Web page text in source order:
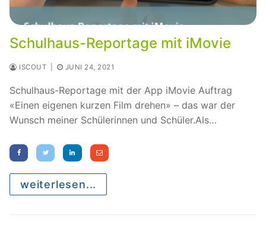
Schulhaus-Reportage mit iMovie
ISCOUT JUNI 24, 2021
Schulhaus-Reportage mit der App iMovie Auftrag
«Einen eigenen kurzen Film drehen» – das war der
Wunsch meiner Schülerinnen und Schüler.Als…
weiterlesen...